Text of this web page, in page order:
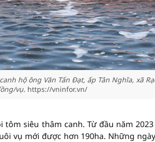
hộ ông Văn Tấn Đạt, ấp Tân Nghĩa, xã
vụ. https://vninfor.vn/
tôm siêu thâm canh. Từ đầu năm
vụ mới được hơn 190ha. Những